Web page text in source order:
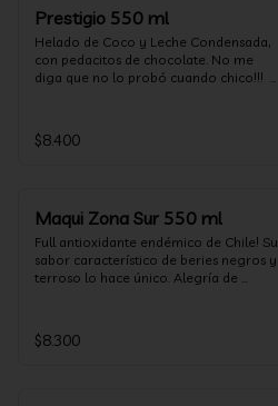
Prestigio 550 ml
Helado de Coco y Leche Condensada,
con pedacitos de chocolate. No me
diga que no lo probó cuando chico!!!
$8.400
Maqui Zona Sur 550 ml
Full antioxidante endémico de Chile! Su
sabor característico de beries negros y
terroso lo hace único. Alegría de
$8.300